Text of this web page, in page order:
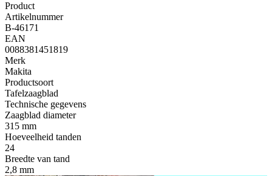
Product
Artikelnummer
B-46171
EAN
0088381451819
Merk
Makita
Productsoort
Tafelzaagblad
Technische gegevens
Zaagblad diameter
315 mm
Hoeveelheid tanden
24
Breedte van tand
2,8 mm